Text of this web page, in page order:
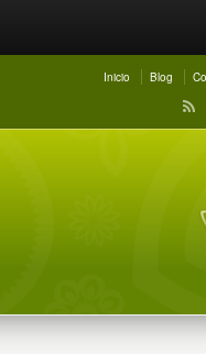
Inicio Blog